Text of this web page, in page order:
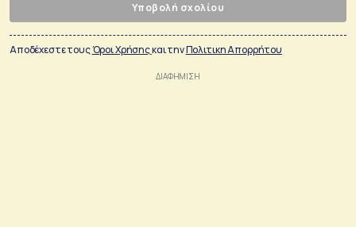
Υποβολή σχολίου
Αποδέχεστε τουςΌροι Χρήσηςκαι τηνΠολιτικη Απορρήτου